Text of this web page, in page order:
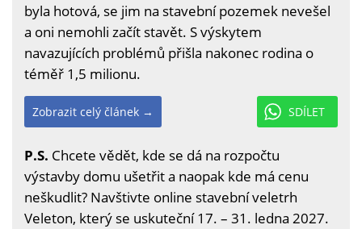
byla hotová, se jim na stavební pozemek nevešel
a oni nemohli začít stavět. S výskytem
navazujících problémů přišla nakonec rodina o
téměř 1,5 milionu.
SDÍLET
Zobrazit celý článek →
P.S. Chcete vědět, kde se dá na rozpočtu
výstavby domu ušetřit a naopak kde má cenu
neškudlit? Navštivte online stavební veletrh
Veleton, který se uskuteční 17. – 31. ledna 2027.